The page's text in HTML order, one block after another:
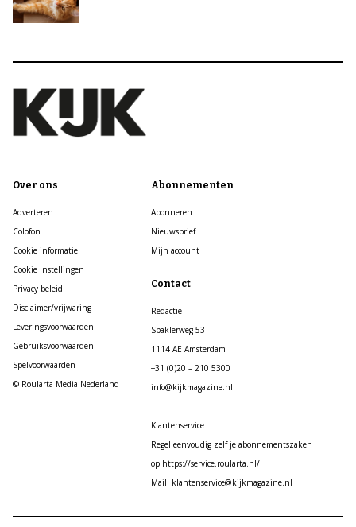
Over ons
Adverteren
Colofon
Cookie informatie
Cookie Instellingen
Privacy beleid
Disclaimer/vrijwaring
Leveringsvoorwaarden
Gebruiksvoorwaarden
Spelvoorwaarden
© Roularta Media Nederland
Abonnementen
Abonneren
Nieuwsbrief
Mijn account
Contact
Redactie
Spaklerweg 53
1114 AE Amsterdam
+31 (0)20 – 210 5300
info@kijkmagazine.nl
Klantenservice
Regel eenvoudig zelf je abonnementszaken
op https://service.roularta.nl/
Mail: klantenservice@kijkmagazine.nl